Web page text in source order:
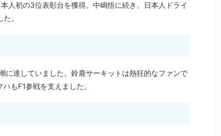
人初の3位表彰台を獲得。中嶋悟に続き、日本人ドライ
。
に達していました。鈴鹿サーキットは熱狂的なファンで
もF1参戦を支えました。